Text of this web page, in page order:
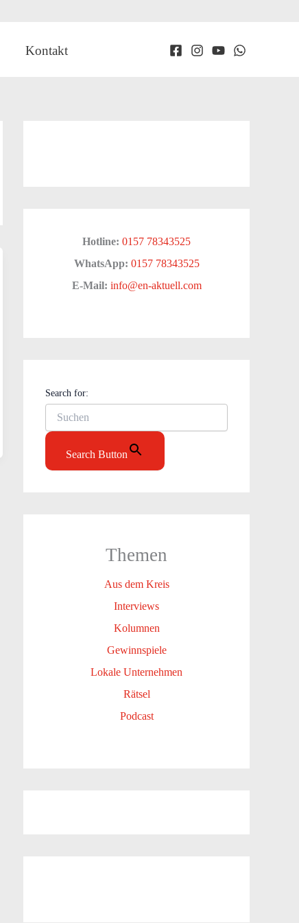
Kontakt
Hotline: 0157 78343525
WhatsApp: 0157 78343525
E-Mail: info@en-aktuell.com
Search for:
Search Button
Themen
Aus dem Kreis
Interviews
Kolumnen
Gewinnspiele
Lokale Unternehmen
Rätsel
Podcast